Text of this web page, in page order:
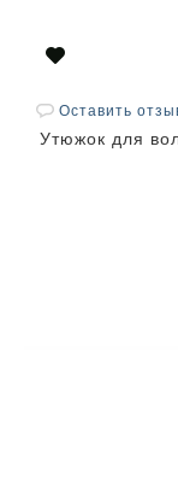
Оставить
Утюжок для